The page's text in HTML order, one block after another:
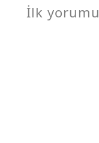
İlk